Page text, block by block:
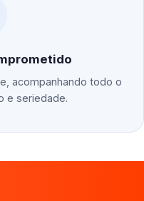
acompanhando todo o
e seriedade.